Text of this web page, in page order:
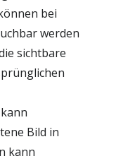
bei
werden
sichtbare
Bild in
kann